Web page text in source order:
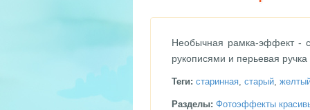
Необычная рамка-эффект -
рукописями и перьевая ручка
Теги: старинная, старый,
Разделы: Фотоэффекты